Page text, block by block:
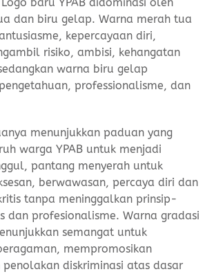
dan biru gelap. Warna merah tua
kepercayaan diri,
risiko, ambisi, kehangatan
warna biru gelap
professionalisme, dan
menunjukkan paduan yang
warga YPAB untuk menjadi
pantang menyerah untuk
berwawasan, percaya diri dan
tanpa meninggalkan prinsip-
dan profesionalisme. Warna gradasi
semangat untuk
mempromosikan
penolakan diskriminasi atas dasar